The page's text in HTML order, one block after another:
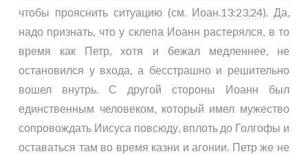
чтобы прояснить ситуацию (см. Иоан.13:23,24). Да,
надо признать, что у склепа Иоанн растерялся, в то
время как Петр, хотя и бежал медленнее, не
остановился у входа, а бесстрашно и решительно
вошел внутрь. С другой стороны Иоанн был
единственным человеком, который имел мужество
сопровождать Иисуса повсюду, вплоть до Голгофы и
оставаться там во время казни и агонии. Петр же не